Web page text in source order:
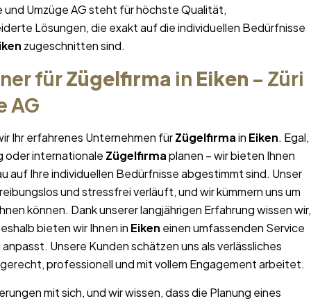
Umzüge AG steht für höchste Qualität,
Lösungen, die exakt auf die individuellen Bedürfnisse
zugeschnitten sind.
fürZügelfirma in Eiken – Züri
AG
Ihr erfahrenes Unternehmen fürZügelfirmain Eiken. Egal,
oder internationale Zügelfirmaplanen – wir bieten Ihnen
auf Ihre individuellen Bedürfnisse abgestimmt sind. Unser
reibungslos und stressfrei verläuft, und wir kümmern uns um
können. Dank unserer langjährigen Erfahrung wissen wir,
bieten wir Ihnen in Eiken einen umfassenden Service
Unsere Kunden schätzen uns als verlässliches
professionell und mit vollem Engagement arbeitet.
mit sich, und wir wissen, dass die Planung eines